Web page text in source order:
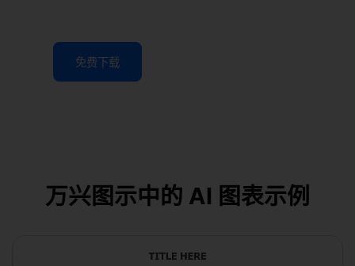
免费下载
万兴图示中的 AI 图表示例